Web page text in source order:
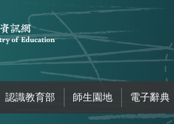
認識教育部 師生園地 電子辭典